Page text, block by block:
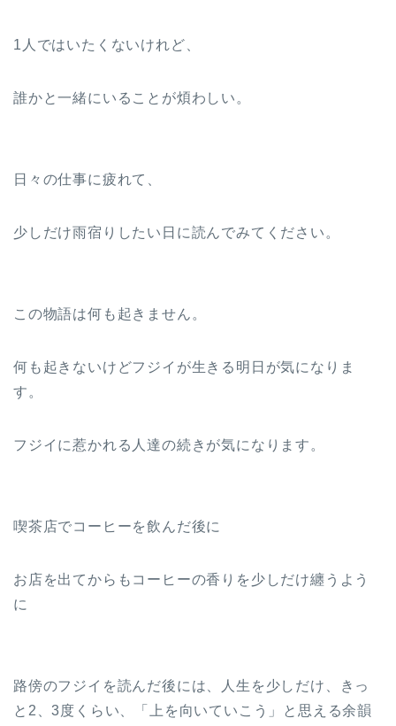
1人ではいたくないけれど、
誰かと一緒にいることが煩わしい。
日々の仕事に疲れて、
少しだけ雨宿りしたい日に読んでみてください。
この物語は何も起きません。
何も起きないけどフジイが生きる明日が気になりま
す。
フジイに惹かれる人達の続きが気になります。
喫茶店でコーヒーを飲んだ後に
お店を出てからもコーヒーの香りを少しだけ纏うよう
に
路傍のフジイを読んだ後には、人生を少しだけ、きっ
と2、3度くらい、「上を向いていこう」と思える余韻